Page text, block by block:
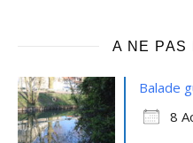
A NE PAS
Balade
8